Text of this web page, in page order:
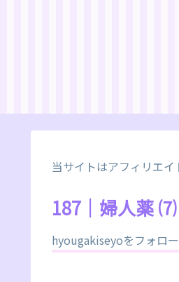
当サイトはアフィリエ
187｜婦人薬
hyougakiseyoをフォロ